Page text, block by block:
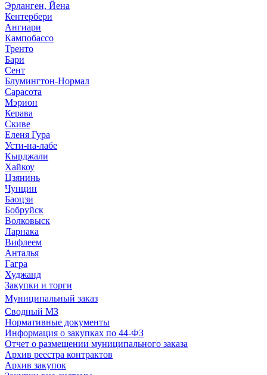
Эрланген, Йена
Кентербери
Ангиари
Кампобассо
Тренто
Бари
Сент
Блумингтон-Нормал
Сарасота
Мэрион
Керава
Скиве
Еленя Гура
Усти-на-лабе
Кырджали
Хайкоу
Цзянинь
Чунцин
Баоцзи
Бобруйск
Волковыск
Ларнака
Вифлеем
Анталья
Гагра
Худжанд
Закупки и торги
Муниципальный заказ
Сводный МЗ
Нормативные документы
Информация о закупках по 44-ФЗ
Отчет о размещении муниципального заказа
Архив реестра контрактов
Архив закупок